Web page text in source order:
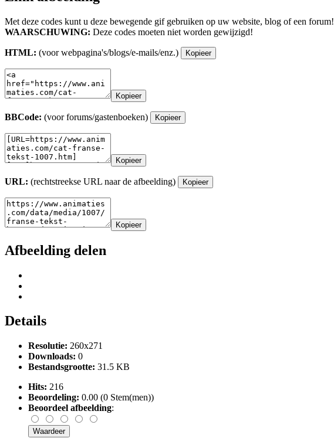
Met deze codes kunt u deze bewegende gif gebruiken op uw website, blog of een forum!
WAARSCHUWING: Deze codes moeten niet worden gewijzigd!
HTML: (voor webpagina's/blogs/e-mails/enz.) Kopieer
Kopieer
BBCode: (voor forums/gastenboeken) Kopieer
Kopieer
URL: (rechtstreekse URL naar de afbeelding) Kopieer
Kopieer
Afbeelding delen
Details
Resolutie: 260x271
Downloads: 0
Bestandsgrootte: 31.5 KB
Hits: 216
Beoordeling: 0.00 (0 Stem(men))
Beoordeel afbeelding: